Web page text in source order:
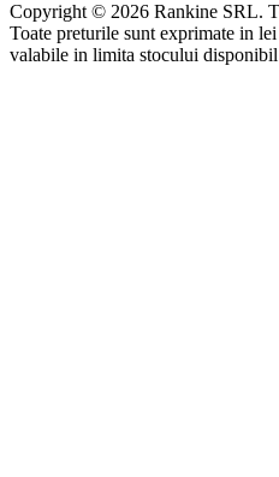
Copyright © 2026 Rankine SRL.
Toate preturile sunt exprimate in
valabile in limita stocului disponibil